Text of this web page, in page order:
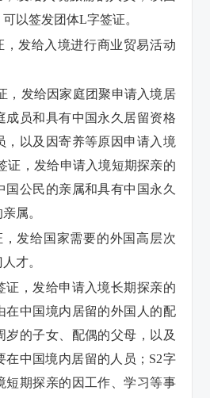
以签发团体L字签证。
，发给入境进行商业贸易活动
，发给因家庭团聚申请入境居
成员和具有中国永久居留资格
，以及因寄养等原因申请入境
证，发给申请入境短期探亲的
国公民的亲属和具有中国永久
属。
，发给国家需要的外国高层次
才。
证，发给申请入境长期探亲的
在中国境内居留的外国人的配
岁的子女、配偶的父母，以及
在中国境内居留的人员；S2字
短期探亲的因工作、学习等事